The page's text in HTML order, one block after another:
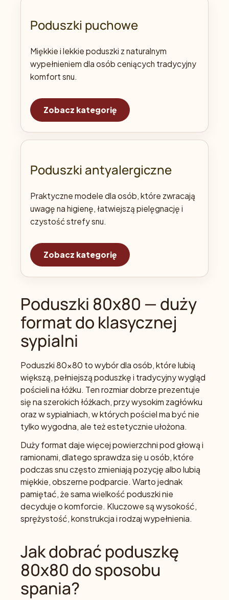
Poduszki puchowe
Miękkie i lekkie poduszki z naturalnym
wypełnieniem dla osób ceniących tradycyjny
komfort snu.
Zobacz kategorię
Poduszki antyalergiczne
Praktyczne modele dla osób, które zwracają
uwagę na higienę, łatwiejszą pielęgnację i
czystość strefy snu.
Zobacz kategorię
Poduszki 80x80 — duży
format do klasycznej
sypialni
Poduszki 80x80 to wybór dla osób, które lubią
większą, pełniejszą poduszkę i tradycyjny wygląd
pościeli na łóżku. Ten rozmiar dobrze prezentuje
się na szerokich łóżkach, przy wysokim zagłówku
oraz w sypialniach, w których pościel ma być nie
tylko wygodna, ale też estetycznie ułożona.
Duży format daje więcej powierzchni pod głową i
ramionami, dlatego sprawdza się u osób, które
podczas snu często zmieniają pozycję albo lubią
miękkie, obszerne podparcie. Warto jednak
pamiętać, że sama wielkość poduszki nie
decyduje o komforcie. Kluczowe są wysokość,
sprężystość, konstrukcja i rodzaj wypełnienia.
Jak dobrać poduszkę
80x80 do sposobu
spania?